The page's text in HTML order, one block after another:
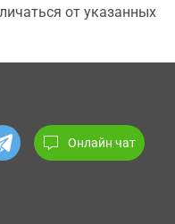
от указанных
Онлайн чат